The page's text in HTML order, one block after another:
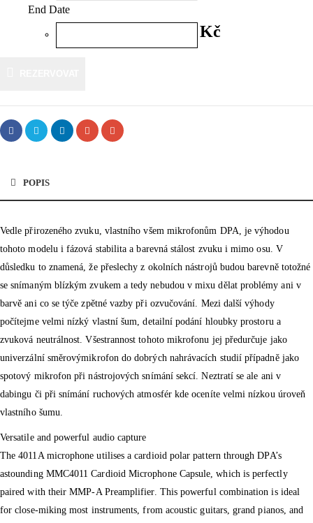
End Date
Kč
POPIS
Vedle přirozeného zvuku, vlastního všem mikrofonům DPA, je výhodou
tohoto modelu i fázová stabilita a barevná stálost zvuku i mimo osu. V
důsledku to znamená, že přeslechy z okolních nástrojů budou barevně totožné
se snímaným blízkým zvukem a tedy nebudou v mixu dělat problémy ani v
barvě ani co se týče zpětné vazby při ozvučování. Mezi další výhody
počítejme velmi nízký vlastní šum, detailní podání hloubky prostoru a
zvuková neutrálnost. Všestrannost tohoto mikrofonu jej předurčuje jako
univerzální směrovýmikrofon do dobrých nahrávacích studií případně jako
spotový mikrofon při nástrojových snímání sekcí. Neztratí se ale ani v
dabingu či při snímání ruchových atmosfér kde oceníte velmi nízkou úroveň
vlastního šumu.
Versatile and powerful audio capture
The 4011A microphone utilises a cardioid polar pattern through DPA’s
astounding MMC4011 Cardioid Microphone Capsule, which is perfectly
paired with their MMP-A Preamplifier. This powerful combination is ideal
for close-miking most instruments, from acoustic guitars, grand pianos, and